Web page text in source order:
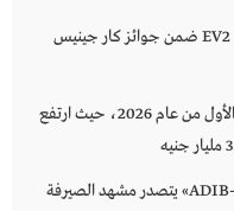
جائزة أفضل سيارة كروس.. أول فوز لكيا EV2 ضمن جوائز كار جينيس
ڤاليو تواصل زخمها القوي خلال النصف الأول من عام 2026، حيث ارتفع
«مصرف أبو ظبي الإسلامي- مصر ADIB-Egypt» يتصدر مشهد الصيرفة